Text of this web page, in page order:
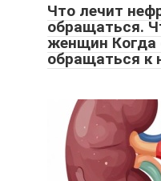
Что лечит
обращаться.
женщин Когда
обращаться к